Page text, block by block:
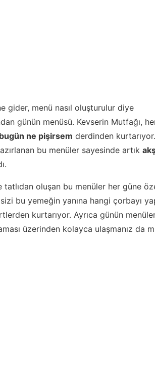
gider, menü nasıl oluşturulur diye
günün menüsü. Kevserin Mutfağı,
bugün ne pişirsem derdinden kurtarıyor.
bu menüler sayesinde artık
oluşan bu menüler her güne
bu yemeğin yanına hangi çorbayı
kurtarıyor. Ayrıca günün
üzerinden kolayca ulaşmanız da